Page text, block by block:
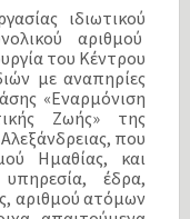
ιδιωτικού
αριθμού
του Κέντρου
με αναπηρίες
«Εναρμόνιση
Ζωής» της
που
Ημαθίας, και
έδρα,
αριθμού ατόμων